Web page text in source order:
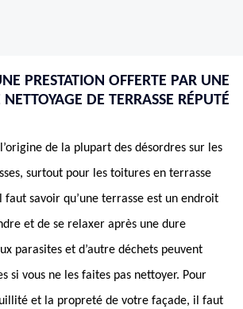
PRESTATION OFFERTE PAR UNE
DE TERRASSE RÉPUTÉ
de la plupart des désordres sur les
surtout pour les toitures en terrasse
faut savoir qu’une terrasse est un endroit
et de se relaxer après une dure
parasites et d’autre déchets peuvent
si vous ne les faites pas nettoyer. Pour
et la propreté de votre façade, il faut